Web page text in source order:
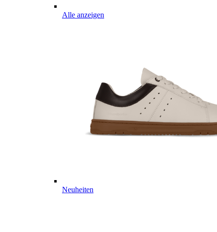
Alle anzeigen
Neuheiten